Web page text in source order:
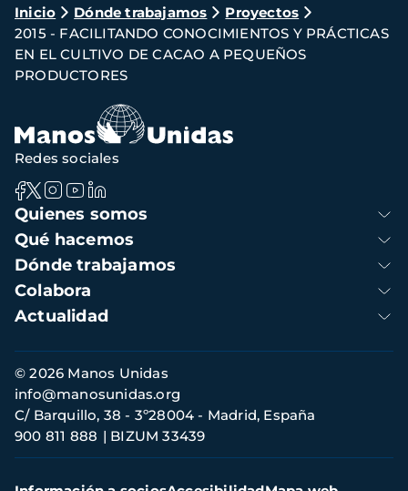
Ruta
de
navegación
Inicio Dónde trabajamos
Proyectos
2015 - FACILITANDO CONOCIMIENTOS Y PRÁCTICAS
EN EL CULTIVO DE CACAO A PEQUEÑOS
PRODUCTORES
Navegación
principal
Quienes somos
Qué hacemos
Dónde trabajamos
Colabora
Actualidad
Redes sociales
Información
de
contacto
© 2026 Manos Unidas
C/ Barquillo, 38 - 3º28004 - Madrid, España
900 811 888
BIZUM 33439
info@manosunidas.org